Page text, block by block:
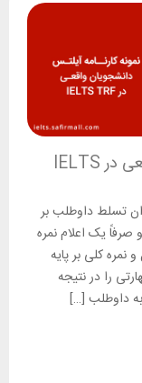
نمونه کارنامه آیلتس دانشجویان واقعی در IELTS
تسلط داوطلب بر
صرفاً یک اعلام نمره
کلی بر پایه
را در نتیجه
داوطلب […]